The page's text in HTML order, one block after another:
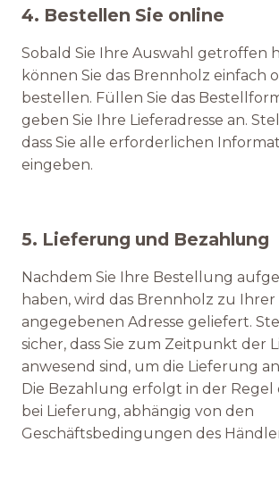
4. Bestellen Sie online
Sobald Sie Ihre Auswahl getroffen
können Sie das Brennholz einfach
bestellen. Füllen Sie das
geben Sie Ihre Lieferadresse an.
dass Sie alle erforderlichen
eingeben.
5. Lieferung und Bezahlung
Nachdem Sie Ihre Bestellung
haben, wird das Brennholz zu Ihrer
angegebenen Adresse geliefert.
sicher, dass Sie zum Zeitpunkt der
anwesend sind, um die Lieferung
Die Bezahlung erfolgt in der Regel
bei Lieferung, abhängig von den
Geschäftsbedingungen des